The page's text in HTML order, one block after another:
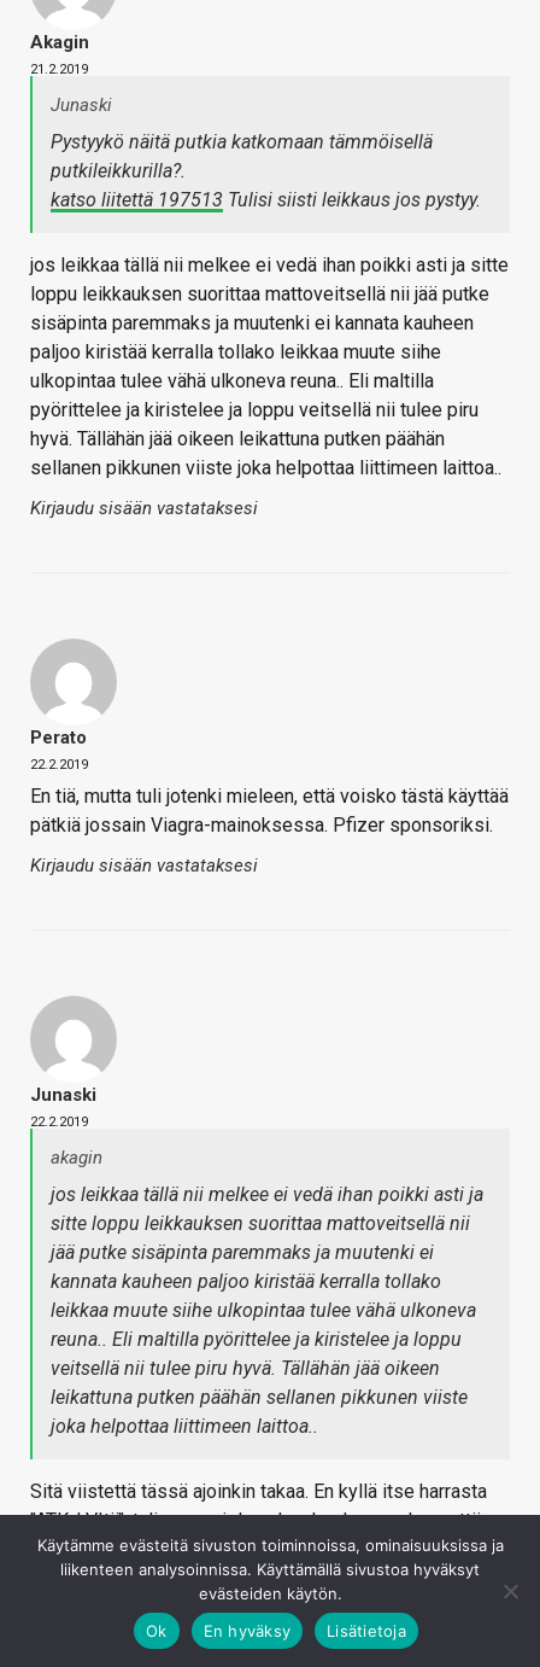
Akagin
21.2.2019
Junaski
Pystyykö näitä putkia katkomaan tämmöisellä
putkileikkurilla?.
katso liitettä 197513 Tulisi siisti leikkaus jos pystyy.
jos leikkaa tällä nii melkee ei vedä ihan poikki asti ja sitte
loppu leikkauksen suorittaa mattoveitsellä nii jää putke
sisäpinta paremmaks ja muutenki ei kannata kauheen
paljoo kiristää kerralla tollako leikkaa muute siihe
ulkopintaa tulee vähä ulkoneva reuna.. Eli maltilla
pyörittelee ja kiristelee ja loppu veitsellä nii tulee piru
hyvä. Tällähän jää oikeen leikattuna putken päähän
sellanen pikkunen viiste joka helpottaa liittimeen laittoa..
Kirjaudu sisään vastataksesi
Perato
22.2.2019
En tiä, mutta tuli jotenki mieleen, että voisko tästä käyttää
pätkiä jossain Viagra-mainoksessa. Pfizer sponsoriksi.
Kirjaudu sisään vastataksesi
Junaski
22.2.2019
akagin
jos leikkaa tällä nii melkee ei vedä ihan poikki asti ja
sitte loppu leikkauksen suorittaa mattoveitsellä nii
jää putke sisäpinta paremmaks ja muutenki ei
kannata kauheen paljoo kiristää kerralla tollako
leikkaa muute siihe ulkopintaa tulee vähä ulkoneva
reuna.. Eli maltilla pyörittelee ja kiristelee ja loppu
veitsellä nii tulee piru hyvä. Tällähän jää oikeen
leikattuna putken päähän sellanen pikkunen viiste
joka helpottaa liittimeen laittoa..
Sitä viistettä tässä ajoinkin takaa. En kyllä itse harrasta
"ATK-LVItä", tuli vaan mieleen kun koulussa rakennettiin
kuparista putkistoja.
Kirjaudu sisään vastataksesi
Käytämme evästeitä sivuston toiminnoissa, ominaisuuksissa ja
liikenteen analysoinnissa. Käyttämällä sivustoa hyväksyt
evästeiden käytön.
Ok
En hyväksy Lisätietoja